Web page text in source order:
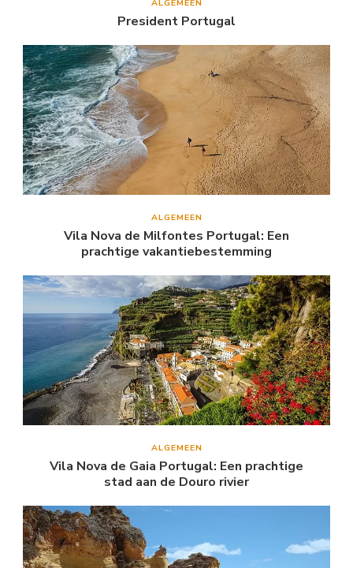
ALGEMEEN
President Portugal
ALGEMEEN
Vila Nova de Milfontes Portugal: Een
prachtige vakantiebestemming
ALGEMEEN
Vila Nova de Gaia Portugal: Een prachtige
stad aan de Douro rivier